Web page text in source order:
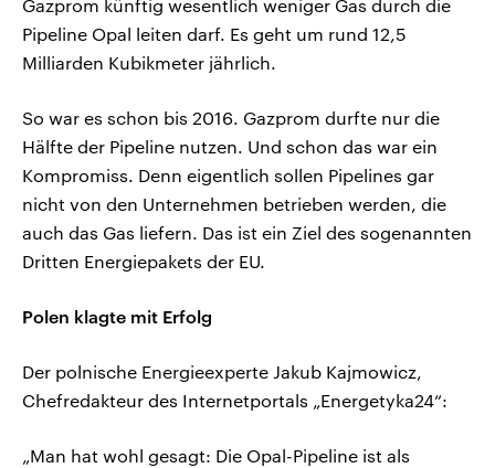
Gazprom künftig wesentlich weniger Gas durch die
Pipeline Opal leiten darf. Es geht um rund 12,5
Milliarden Kubikmeter jährlich.
So war es schon bis 2016. Gazprom durfte nur die
Hälfte der Pipeline nutzen. Und schon das war ein
Kompromiss. Denn eigentlich sollen Pipelines gar
nicht von den Unternehmen betrieben werden, die
auch das Gas liefern. Das ist ein Ziel des sogenannten
Dritten Energiepakets der EU.
Polen klagte mit Erfolg
Der polnische Energieexperte Jakub Kajmowicz,
Chefredakteur des Internetportals „Energetyka24“:
„Man hat wohl gesagt: Die Opal-Pipeline ist als